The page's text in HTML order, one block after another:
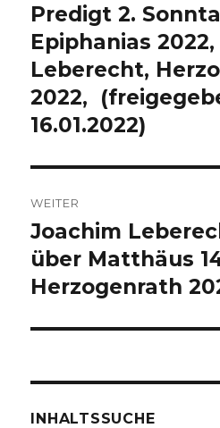
Vorheriger
Beitrag:
Predigt 2.
Epiphanias
Leberecht,
2022,
16.01.2022)
WEITER
Nächster
Beitrag:
Joachim
über Matthäus
Herzogenrath
INHALTSSUCHE